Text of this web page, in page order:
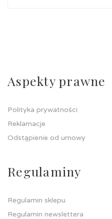
Aspekty prawne
Polityka prywatności
Reklamacje
Odstąpienie od umowy
Regulaminy
Regulamin sklepu
Regulamin newslettera